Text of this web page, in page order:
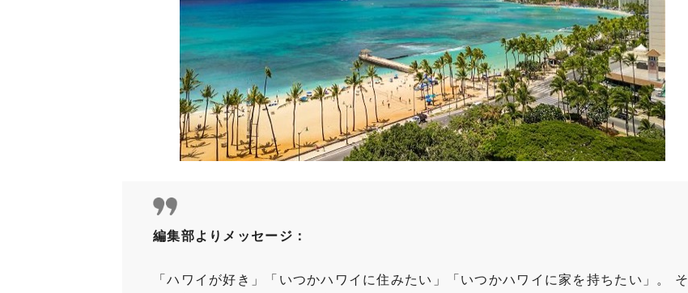
編集部よりメッセージ：
「ハワイが好き」「いつかハワイに住みたい」「いつかハワイに家を持ちたい」。 そ